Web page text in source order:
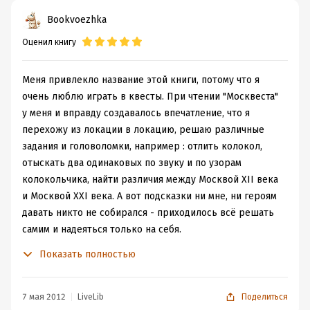
подростков. Даже как-то радостно стало, что еще
пишут что-то новое для этого поколения, которое
берет книгу в руки раз в 10 реже, чем компьютерную
Из этой книги я запомнила намного больше, чем из всех
школьных учебников вместе взятых.
Хотя бы для начальной школы.
Такую подачу материала интересно читать и
невозможно забыть.
Все так образно и живо, без констатации сухих, скучных
фактов.
Ведь за каждым фактом стоят живые люди и если
представлять их так, как описано в книге, через
возможные сюжетные ситуации, то намного большее
количество детей будут интересоваться историей.
Ведь предмет по настоящему важный и интересный, но
школьное образование вдохновляет на ее углубленное
в тексте, нет никаких словарей в конце книги.
Bookvoezhka
Оценил книгу
Меня привлекло название этой книги, потому что я
очень люблю играть в квесты. При чтении "Москвеста"
у меня и вправду создавалось впечатление, что я
перехожу из локации в локацию, решаю различные
задания и головоломки, например : отлить колокол,
отыскать два одинаковых по звуку и по узорам
колокольчика, найти различия между Москвой ХII века
и Москвой XXI века. А вот подсказки ни мне, ни героям
давать никто не собирался - приходилось всё решать
самим и надеяться только на себя.
как всё обстояло в древности. Ведь одно дело - просто
Показать полностью
7 мая 2012 LiveLib Поделиться